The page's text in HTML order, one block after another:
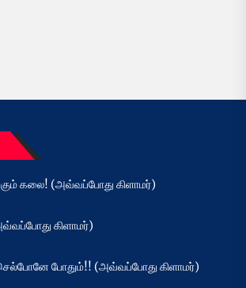
கலை! (அவ்வப்போது கிளாமர்)
கிளாமர்)
போதும்!! (அவ்வப்போது கிளாமர்)